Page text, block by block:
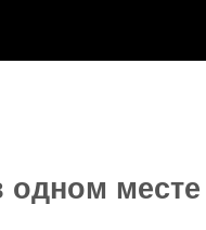
одном месте